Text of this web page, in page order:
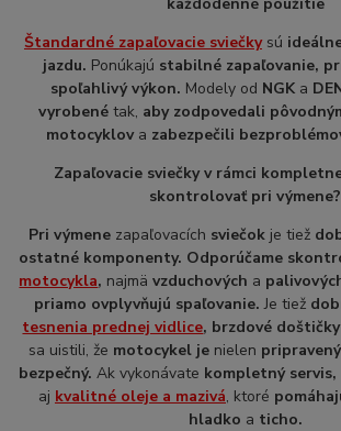
Štandardné zapaľovacie sviečkysú
jazdu. Ponúkajú stabilné zapaľovanie,
spoľahlivý výkon. Modely od NGKa
vyrobené tak, aby zodpovedali
motocyklova zabezpečili
Zapaľovacie sviečky v rámci
skontrolovať pri výmene?
Pri výmene zapaľovacích sviečok je tiež
ostatné komponenty. Odporúčame
motocykla, najmävzduchových a
priamo ovplyvňujú spaľovanie. Je tiež
tesnenia prednej vidlice, brzdové doštičky
sa uistili, že motocykel je nielen
bezpečný. Ak vykonávate kompletný servis,
aj kvalitné oleje a mazivá, ktoré
hladko a ticho.